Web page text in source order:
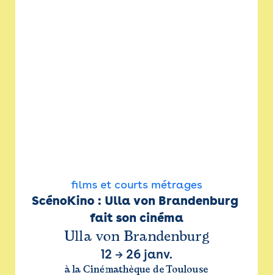
films et courts métrages
ScénoKino : Ulla von Brandenburg
fait son cinéma
Ulla von Brandenburg
12 → 26 janv.
à la Cinémathèque de Toulouse